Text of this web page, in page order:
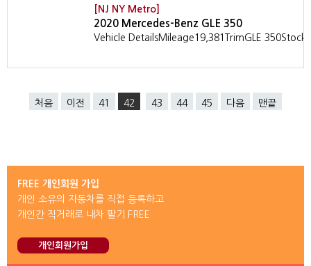
[NJ NY Metro]
2020 Mercedes-Benz GLE 350
Vehicle DetailsMileage19,381TrimGLE
처음 이전 41 42 43 44 45 다음 맨끝
FREE 개인회원 가입
개인 소유의 자동차를 직접 등록하고
개인간 직거래로 내차 팔기 FREE
개인회원가입